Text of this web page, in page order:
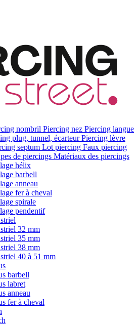
nombril Piercing nez Piercing langue
plug, tunnel, écarteurPiercing lèvre
septum Lot piercing Faux piercing
de piercings Matériaux des piercings
hélix
barbell
anneau
fer à cheval
spirale
pendentif
32 mm
35 mm
38 mm
40 à 51 mm
barbell
labret
anneau
fer à cheval